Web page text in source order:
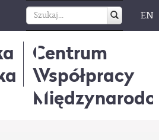
EN
Centrum
Współpracy